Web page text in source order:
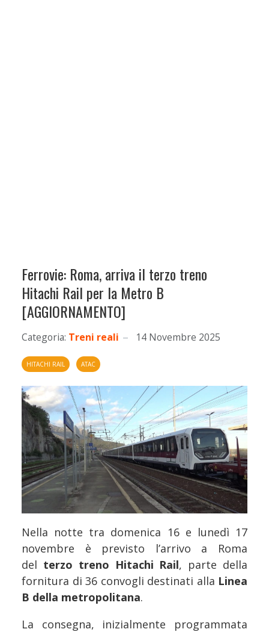
Ferrovie: Roma, arriva il terzo treno
Hitachi Rail per la Metro B
[AGGIORNAMENTO]
Categoria: Treni reali 14 Novembre 2025
HITACHI RAIL ATAC
Nella notte tra domenica 16 e lunedì 17
novembre è previsto l’arrivo a Roma
del terzo treno Hitachi Rail, parte della
fornitura di 36 convogli destinati alla Linea
B della metropolitana.
La consegna, inizialmente programmata